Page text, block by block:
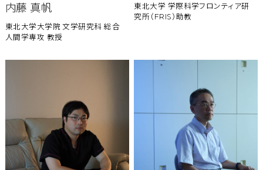
内藤 真帆
東北大学大学院 文学研究科 総合
人間学専攻 教授
東北大学 学際科学フロンティア研
究所（FRIS）助教